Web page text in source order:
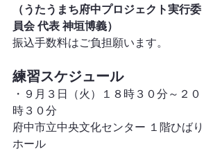
（うたうまち府中プロジェクト実行委
員会 代表 神垣博義）
振込手数料はご負担願います。
練習スケジュール
・９月３日（火）１８時３０分～２０
時３０分
府中市立中央文化センター １階ひばり
ホール